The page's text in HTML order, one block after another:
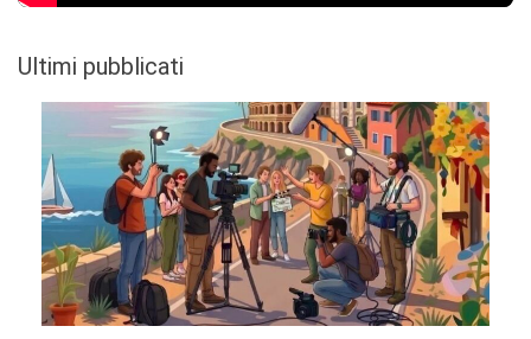
Ultimi pubblicati